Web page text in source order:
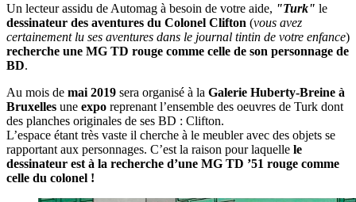
Un lecteur assidu de Automag à besoin de votre aide, "Turk" le
dessinateur des aventures du Colonel Clifton (vous avez
certainement lu ses aventures dans le journal tintin de votre enfance)
recherche une MG TD rouge comme celle de son personnage de
BD.
Au mois de mai 2019 sera organisé à la Galerie Huberty-Breine à
Bruxelles une expo reprenant l’ensemble des oeuvres de Turk dont
des planches originales de ses BD : Clifton.
L’espace étant très vaste il cherche à le meubler avec des objets se
rapportant aux personnages. C’est la raison pour laquelle le
dessinateur est à la recherche d’une MG TD ’51 rouge comme
celle du colonel !